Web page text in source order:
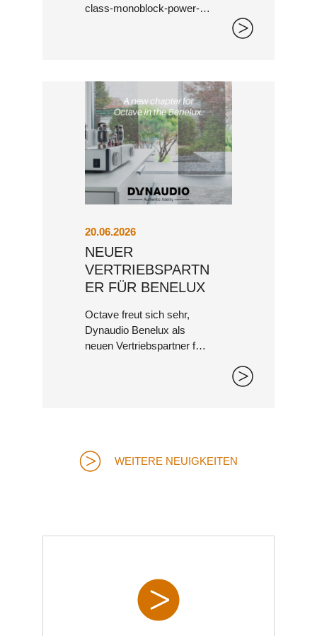
BLACK BOX PREAMP
PHONO EQ.2
class-monoblock-power-
20.06.2026
NEUER
VERTRIEBSPARTN
ER FÜR BENELUX
Octave freut sich sehr,
Dynaudio Benelux als
neuen Vertriebspartner für
WEITERE NEUIGKEITEN